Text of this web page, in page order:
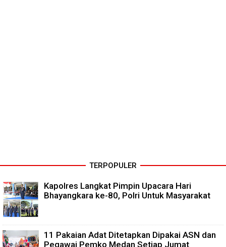
TERPOPULER
Kapolres Langkat Pimpin Upacara Hari
Bhayangkara ke-80, Polri Untuk Masyarakat
11 Pakaian Adat Ditetapkan Dipakai ASN dan
Pegawai Pemko Medan Setiap Jumat